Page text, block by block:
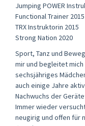
Jumping POWER
Functional Trainer 2015
TRX Instruktorin 2015
Strong Nation 2020
Sport, Tanz und
mir und begleitet mich
sechsjähriges
auch einige Jahre
Nachwuchs der
Immer wieder
neugirig und offen für